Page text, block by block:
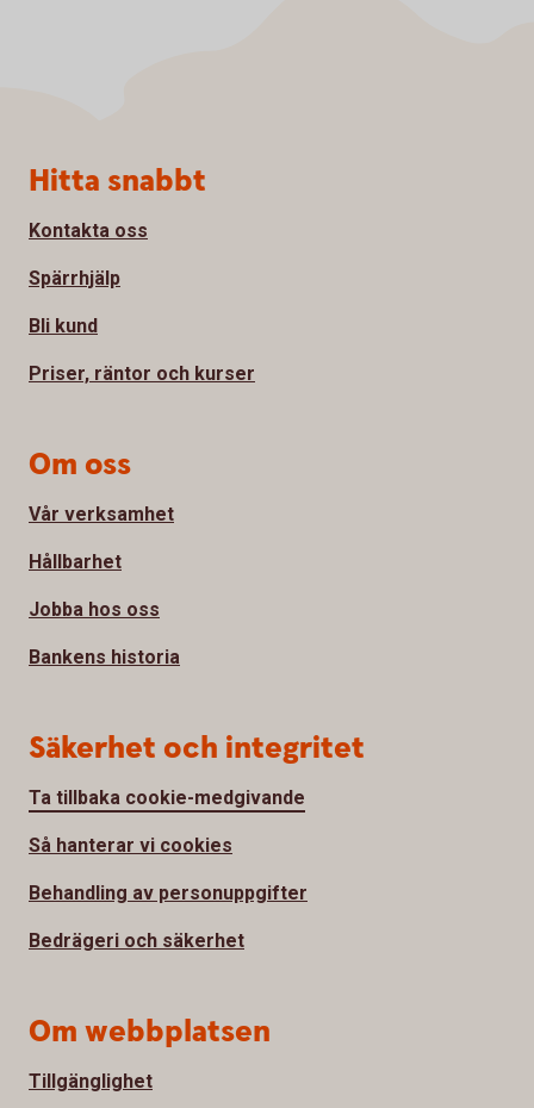
Sidfot
Hitta snabbt
Kontakta oss
Spärrhjälp
Bli kund
Priser, räntor och kurser
Om oss
Vår verksamhet
Hållbarhet
Jobba hos oss
Bankens historia
Säkerhet och integritet
Ta tillbaka cookie-medgivande
Så hanterar vi cookies
Behandling av personuppgifter
Bedrägeri och säkerhet
Om webbplatsen
Tillgänglighet